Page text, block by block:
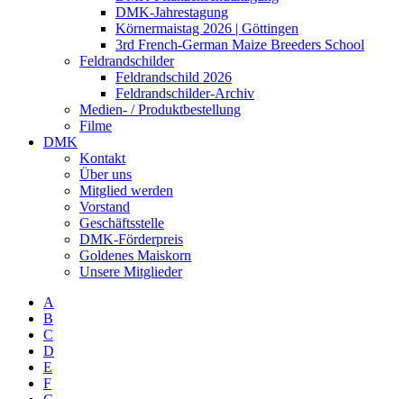
DMK-Jahrestagung
Körnermaistag 2026 | Göttingen
3rd French-German Maize Breeders School
Feldrandschilder
Feldrandschild 2026
Feldrandschilder-Archiv
Medien- / Produktbestellung
Filme
DMK
Kontakt
Über uns
Mitglied werden
Vorstand
Geschäftsstelle
DMK-Förderpreis
Goldenes Maiskorn
Unsere Mitglieder
A
B
C
D
E
F